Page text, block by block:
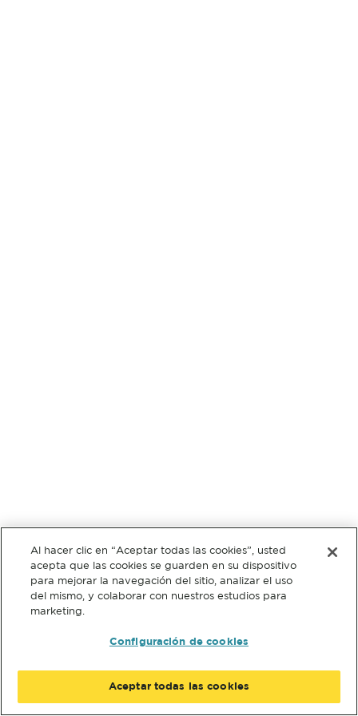
Al hacer clic en “Aceptar todas las cookies”, usted
acepta que las cookies se guarden en su dispositivo
para mejorar la navegación del sitio, analizar el uso
del mismo, y colaborar con nuestros estudios para
marketing.
Configuración de cookies
Aceptar todas las cookies